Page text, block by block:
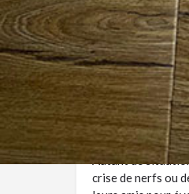
Résumé
il reste la
Passer toute la
larguer au café,
Autant de
crise de nerfs ou